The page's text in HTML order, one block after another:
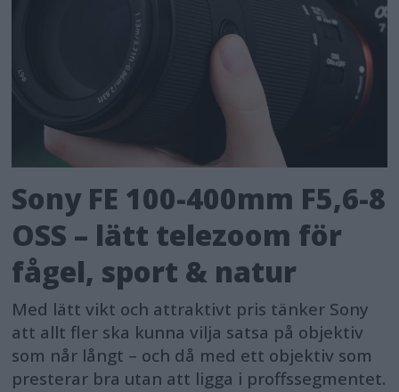
Sony FE 100-400mm F5,6-8
OSS – lätt telezoom för
fågel, sport & natur
Med lätt vikt och attraktivt pris tänker Sony
att allt fler ska kunna vilja satsa på objektiv
som når långt – och då med ett objektiv som
presterar bra utan att ligga i proffssegmentet.